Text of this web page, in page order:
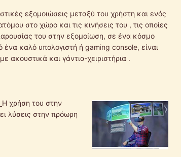
εξομοιώσεις μεταξύ του χρήστη και ενός
στο χώρο και τις κινήσεις του , τις οποίες
του στην εξομοίωση, σε ένα κόσμο
καλό υπολογιστή ή gaming console, είναι
ακουστικά και γάντια-χειριστήρια .
Η χρήση του στην
λύσεις στην πρόωρη